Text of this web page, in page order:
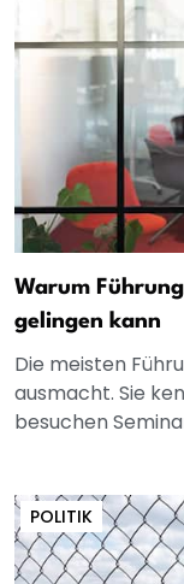
Warum
gelingen kann
Die meisten
ausmacht. Sie
besuchen
POLITIK